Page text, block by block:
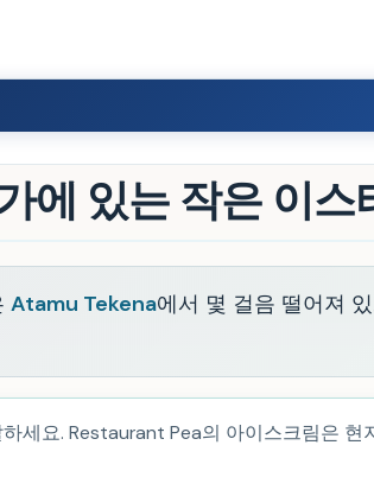
에 있는 작은 이스
Atamu Tekena에서 몇 걸음 떨어져
세요. Restaurant Pea의 아이스크림은 현